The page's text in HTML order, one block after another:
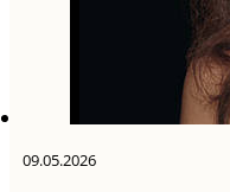
09.05.2026